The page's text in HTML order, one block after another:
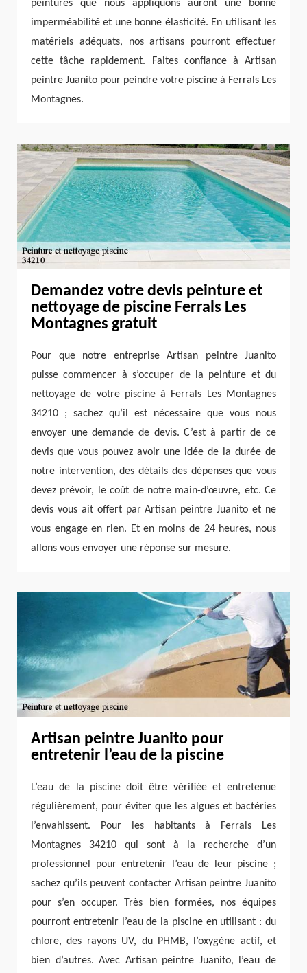
peintures que nous appliquons auront une bonne
imperméabilité et une bonne élasticité. En utilisant les
matériels adéquats, nos artisans pourront effectuer
cette tâche rapidement. Faites confiance à Artisan
peintre Juanito pour peindre votre piscine à Ferrals Les
Montagnes.
Demandez votre devis peinture et
nettoyage de piscine Ferrals Les
Montagnes gratuit
Pour que notre entreprise Artisan peintre Juanito
puisse commencer à s’occuper de la peinture et du
nettoyage de votre piscine à Ferrals Les Montagnes
34210 ; sachez qu’il est nécessaire que vous nous
envoyer une demande de devis. C’est à partir de ce
devis que vous pouvez avoir une idée de la durée de
notre intervention, des détails des dépenses que vous
devez prévoir, le coût de notre main-d’œuvre, etc. Ce
devis vous ait offert par Artisan peintre Juanito et ne
vous engage en rien. Et en moins de 24 heures, nous
allons vous envoyer une réponse sur mesure.
Artisan peintre Juanito pour
entretenir l’eau de la piscine
L’eau de la piscine doit être vérifiée et entretenue
régulièrement, pour éviter que les algues et bactéries
l’envahissent. Pour les habitants à Ferrals Les
Montagnes 34210 qui sont à la recherche d’un
professionnel pour entretenir l’eau de leur piscine ;
sachez qu’ils peuvent contacter Artisan peintre Juanito
pour s’en occuper. Très bien formées, nos équipes
pourront entretenir l’eau de la piscine en utilisant : du
chlore, des rayons UV, du PHMB, l’oxygène actif, et
bien d’autres. Avec Artisan peintre Juanito, l’eau de